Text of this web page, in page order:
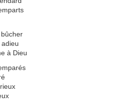
à Dieu